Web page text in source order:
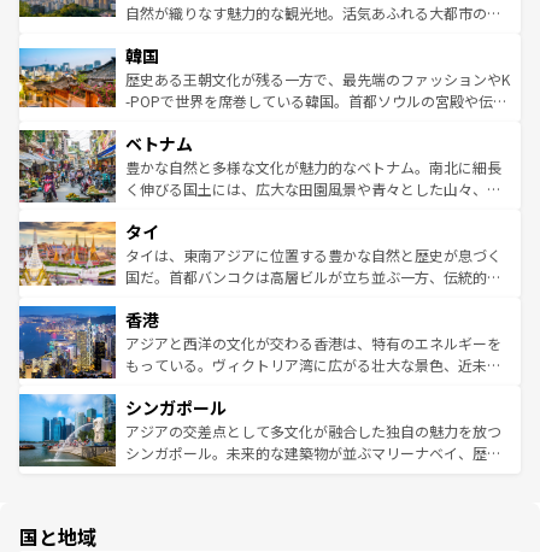
ク、伝統的なフラダンスなど、すべてがハワイの魅力を彩
ワイを、存分に味わってほしい。 なお、新着のハワイ情報
はコンテンツ一覧を参照してほしい。
ど、見どころがたくさん。また、カフェやワイン、オージ
いる。アクティビティも充実しており、サーフィンやダイ
ビング、ハイキングなど、アウトドア好きにはたまらな
い。オーストラリアの多彩な魅力を存分に味わいつくそ
参照してほしい。
自然が織りなす魅力的な観光地。活気あふれる大都市の台
ン）、静ひつな山岳地帯である台湾東部など、都市の喧騒
と山間の静けさが共存しており、訪れる人に新しい発見と
驚きをもたらしてくれる。また、奥深い台湾の食文化も魅
容にもいいと評判のスイーツなど、バラエティ豊かな料理
が味わえる。 なお、新着の台湾情報は コンテンツ一覧を参
照してほしい。
韓国
歴史ある王朝文化が残る一方で、最先端のファッションやK
-POPで世界を席巻している韓国。首都ソウルの宮殿や伝統
き、地方に足を延ばせば四季折々の自然美を楽しむことが
できる。そして、キムチや焼肉、絶品のストリートフード
まで、さまざまな韓国料理が待っている。夜には、韓国な
リティに包まれながら、韓国の多彩な魅力を心ゆくまで味
わってみてほしい。 なお、新着の韓国情報はコンテンツ一
覧を参照してほしい。
ベトナム
豊かな自然と多様な文化が魅力的なベトナム。南北に細長
く伸びる国土には、広大な田園風景や青々とした山々、世
急速な発展と共に伝統が息づく。ハノイの古い町並みやホ
ーチミン市のフランス統治時代の建物も、独特の雰囲気を
醸し出している。また、バラエティの豊かさとおいしさで
とつ。フォーやバインミー、ベトナムコーヒーなどは、ぜ
ひ現地で味わいたい。どの地域を訪れてもあたたかい人々
が旅行者を迎えてくれるので、きっと忘れられない旅にな
参照してほしい。
タイ
タイは、東南アジアに位置する豊かな自然と歴史が息づく
国だ。首都バンコクは高層ビルが立ち並ぶ一方、伝統的な
の活気が交差している。北部ではチェンマイなどの山岳地
帯で自然と触れ合い、南部ではプーケットやクラビの美し
いビーチでリゾート気分を楽しむことができる。タイ料理
激する。気候は一年中温暖で、どの季節にも異なる楽しみ
が待っている。親しみやすいタイの人々、仏教を中心とし
た文化、そして多様な観光資源が、訪れる旅人を魅了し続
香港
アジアと西洋の文化が交わる香港は、特有のエネルギーを
もっている。ヴィクトリア湾に広がる壮大な景色、近未来
み、どこを訪れても感動するはず。観光スポットが密集し
ており、効率よく見どころを回れるのも魅力。息をのむよ
うな絶景から文化的な体験まで、香港を存分に楽しみ尽く
シンガポール
アジアの交差点として多文化が融合した独自の魅力を放つ
シンガポール。未来的な建築物が並ぶマリーナベイ、歴史
国と地域